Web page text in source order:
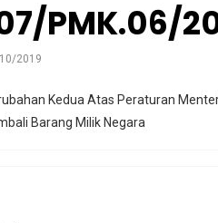
PMK.06/
2019
Kedua Atas Peraturan
Barang Milik Negara